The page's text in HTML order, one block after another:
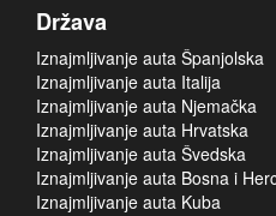
Država
Iznajmljivanje auta Španjolska
Iznajmljivanje auta Italija
Iznajmljivanje auta Njemačka
Iznajmljivanje auta Hrvatska
Iznajmljivanje auta Švedska
Iznajmljivanje auta Bosna i
Iznajmljivanje auta Kuba